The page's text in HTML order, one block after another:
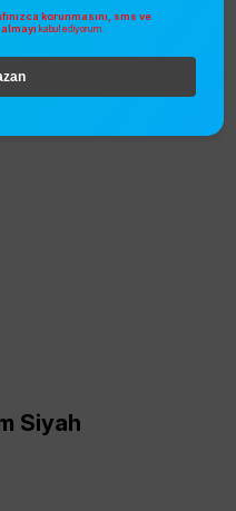
Siyah
korunmasını, sms ve
kabul ediyorum.